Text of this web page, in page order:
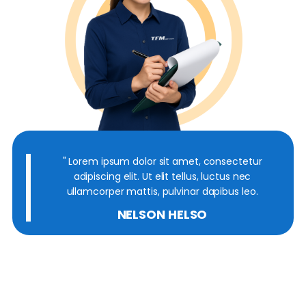
" Lorem ipsum dolor sit amet, consectetur
adipiscing elit. Ut elit tellus, luctus nec
ullamcorper mattis, pulvinar dapibus leo.
NELSON HELSO